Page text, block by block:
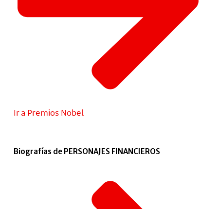
Ir a Premios Nobel
Biografías de PERSONAJES FINANCIEROS